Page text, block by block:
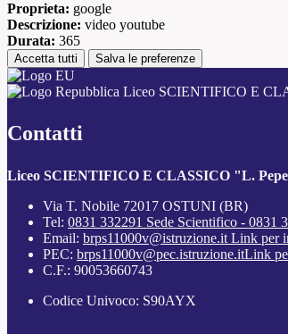
Proprieta: google
Descrizione: video youtube
Durata: 365
Accetta tutti Salva le preferenze
Liceo SCIENTIFICO E
Contatti
Liceo SCIENTIFICO E CLASSICO "L.
Via T. Nobile 72017 OSTUNI (BR)
Tel: 0831 332291 Sede Scientifico - 0831
Email: brps11000v@istruzione.it Link per
PEC: brps11000v@pec.istruzione.itLink
C.F.: 90053660743
Codice Univoco: S90AYX